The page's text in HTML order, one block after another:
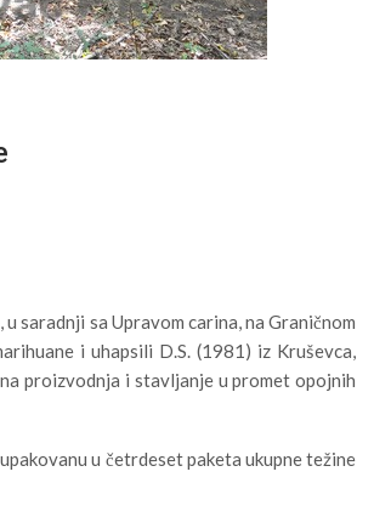
saradnji sa Upravom carina, na Graničnom
i uhapsili D.S. (1981) iz Kruševca,
proizvodnja i stavljanje u promet opojnih
u četrdeset paketa ukupne težine